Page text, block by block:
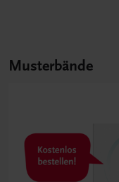
Musterbände